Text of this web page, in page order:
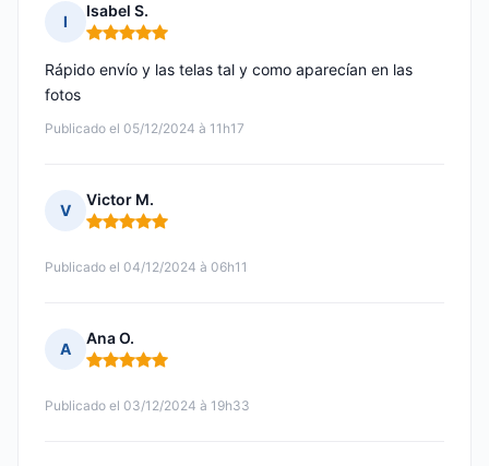
I
Isabel S.
Nota: 5 de 5
Publicado el 05/12/2024 à 11h17
Rápido envío y las telas tal y como aparecían en las
fotos
V
Victor M.
Nota: 5 de 5
Publicado el 04/12/2024 à 06h11
A
Ana O.
Nota: 5 de 5
Publicado el 03/12/2024 à 19h33